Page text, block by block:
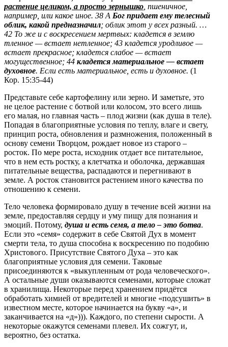
растение целиком, а просто зернышко , пшеничное,
например, или какое иное. 38 А Бог придает ему телесный
облик, какой предназначил; облик этот у всех разный. …
42 То же и с воскресением мертвых: кладется в землю
тленное — встает нетленное; 43 кладется уродливое —
встает прекрасное; кладется слабое — встает
могущественное; 44 кладется материальное — встает
духовное. Если есть материальное, есть и духовное. (1
Кор. 15:35-44)
Представьте себе картофелину или зерно. И заметьте, это
не целое растение с ботвой или колосом, это всего лишь
его малая, но главная часть – плод жизни (как душа в теле).
Попадая в благоприятные условия по теплу, влаге и свету,
принцип роста, обновления и размножения, положенный в
основу семени Творцом, рождает новое из старого –
росток. По мере роста, исходник отдает все питательное,
что в нем есть ростку, а клетчатка и оболочка, державшая
питательные вещества, распадаются и перегнивают в
земле. А росток становится растением иного качества по
отношению к семени.
Тело человека формировало душу в течение всей жизни на
земле, предоставляя сердцу и уму пищу для познания и
эмоций. Потому, душа и есть семя, а тело – это ботва.
Если это «семя» содержит в себе Святой Дух в момент
смерти тела, то душа способна к воскресению по подобию
Христового. Присутствие Святого Духа – это как
благоприятные условия для семени. Таковые
присоединяются к «выкупленным от рода человеческого».
А остальные души оказываются семенами, которые сложат
в хранилища. Некоторые перед хранением придётся
обработать химией от вредителей и многие «подсушить» в
известном месте, которое начинается на букву «а», и
заканчивается на «д»))). Каждого, по степени сырости. А
некоторые окажутся семенами плевел. Их сожгут, и,
вероятно, без остатка.